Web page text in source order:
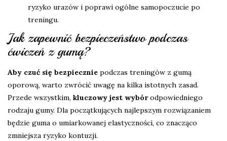
ryzyko urazów i poprawi ogólne samopoczucie po
treningu.
Jak zapewnić bezpieczeństwo podczas
ćwiczeń z gumą?
Aby czuć się bezpiecznie podczas treningów z gumą
oporową, warto zwrócić uwagę na kilka istotnych zasad.
Przede wszystkim, kluczowy jest wybórodpowiedniego
rodzaju gumy. Dla początkujących najlepszym rozwiązaniem
będzie guma o umiarkowanej elastyczności, co znacząco
zmniejsza ryzyko kontuzji.